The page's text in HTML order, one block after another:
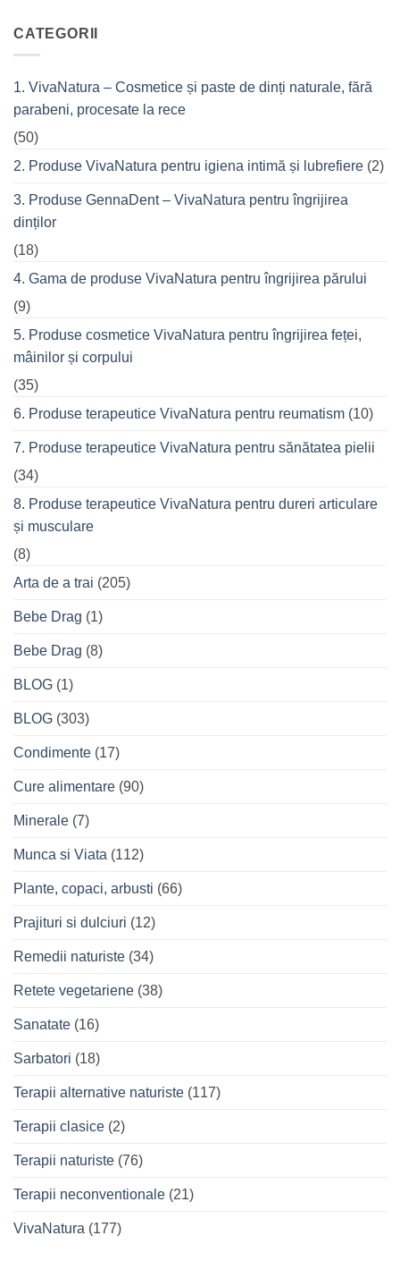
musculare
ale
VivaCalm
Fitness
de
care
seară
cu
în
oraș
CATEGORII
1. VivaNatura – Cosmetice și paste de dinți naturale, fără
parabeni, procesate la rece
(50)
2. Produse VivaNatura pentru igiena intimă și lubrefiere (2)
3. Produse GennaDent – VivaNatura pentru îngrijirea
dinților
(18)
4. Gama de produse VivaNatura pentru îngrijirea părului
(9)
5. Produse cosmetice VivaNatura pentru îngrijirea feței,
mâinilor și corpului
(35)
6. Produse terapeutice VivaNatura pentru reumatism (10)
7. Produse terapeutice VivaNatura pentru sănătatea pielii
(34)
8. Produse terapeutice VivaNatura pentru dureri articulare
și musculare
(8)
Arta de a trai (205)
Bebe Drag (1)
Bebe Drag (8)
BLOG (1)
BLOG (303)
Condimente (17)
Cure alimentare (90)
Minerale (7)
Munca si Viata (112)
Plante, copaci, arbusti (66)
Prajituri si dulciuri (12)
Remedii naturiste (34)
Retete vegetariene (38)
Sanatate (16)
Sarbatori (18)
Terapii alternative naturiste (117)
Terapii clasice (2)
Terapii naturiste (76)
Terapii neconventionale (21)
VivaNatura (177)